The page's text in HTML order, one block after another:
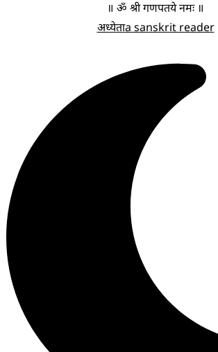
॥ ॐ श्री गणपतये नमः ॥
अध्येताa sanskrit reader